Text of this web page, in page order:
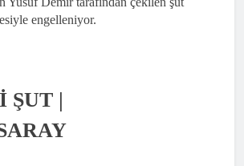
engelleniyor.
ŞUT |